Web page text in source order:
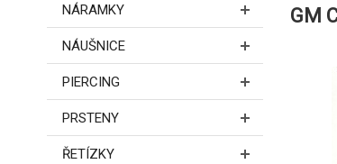
NÁRAMKY
NÁUŠNICE
PIERCING
PRSTENY
ŘETÍZKY
GM